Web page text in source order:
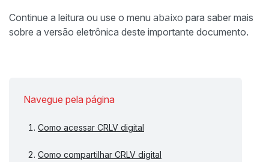
Continue a leitura ou use o menu abaixo para saber mais
sobre a versão eletrônica deste importante documento.
Navegue pela página
Como acessar CRLV digital
Como compartilhar CRLV digital